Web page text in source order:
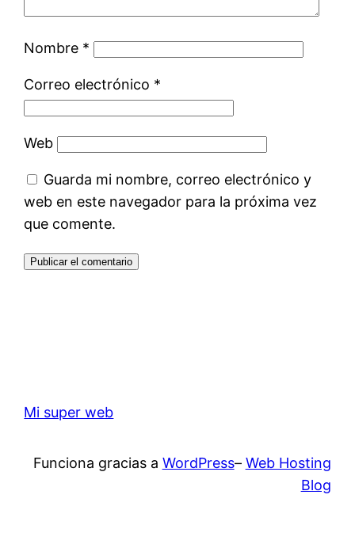
Nombre *
Correo electrónico *
Web
Guarda mi nombre, correo electrónico y
web en este navegador para la próxima vez
que comente.
Mi super web
Funciona gracias a WordPress– Web Hosting
Blog